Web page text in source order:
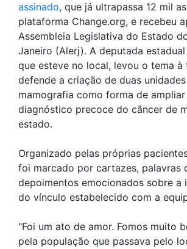
assinado, que já ultrapassa 12 mil
plataforma Change.org, e recebeu
Assembleia Legislativa do Estado
Janeiro (Alerj). A deputada estadual
que esteve no local, levou o tema à
defende a criação de duas
mamografia como forma de
diagnóstico precoce do câncer de
estado.
Organizado pelas próprias
foi marcado por cartazes, palavras
depoimentos emocionados sobre a
do vínculo estabelecido com a
"Foi um ato de amor. Fomos muito
pela população que passava pelo